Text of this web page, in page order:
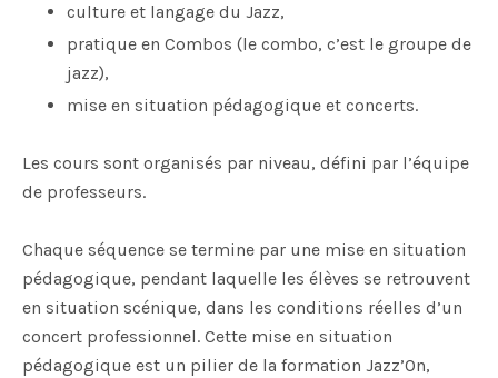
culture et langage du Jazz,
pratique en Combos (le combo, c’est le groupe de
jazz),
mise en situation pédagogique et concerts.
Les cours sont organisés par niveau, défini par l’équipe
de professeurs.
Chaque séquence se termine par une mise en situation
pédagogique, pendant laquelle les élèves se retrouvent
en situation scénique, dans les conditions réelles d’un
concert professionnel. Cette mise en situation
pédagogique est un pilier de la formation Jazz’On,